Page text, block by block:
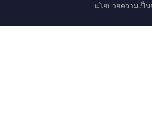
นโยบายความเป็